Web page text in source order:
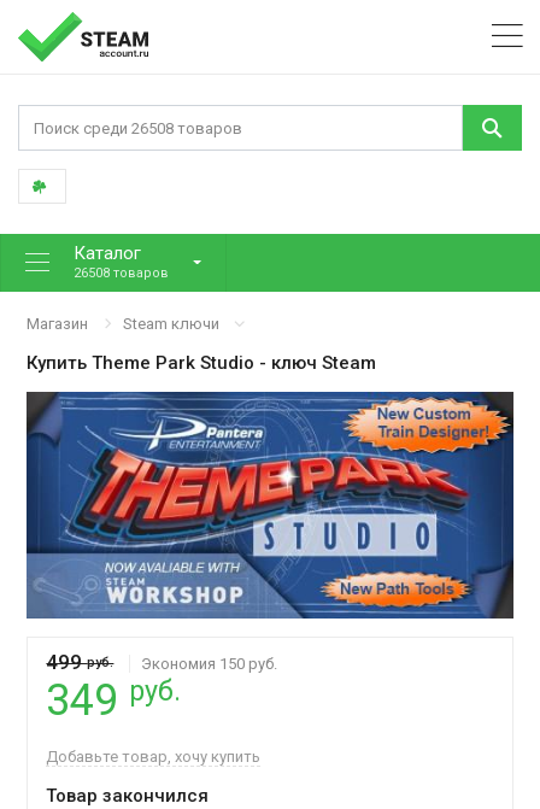
Каталог
26508 товаров
Магазин Steam ключи
КупитьTheme Park Studio - ключ Steam
499руб. Экономия 150 руб.
349 руб.
Добавьте товар, хочу купить
Товар закончился